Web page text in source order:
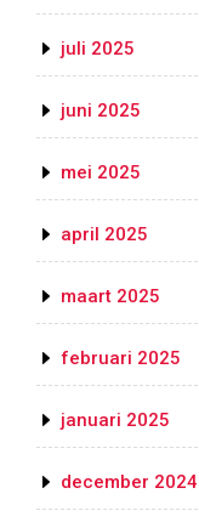
juli 2025
juni 2025
mei 2025
april 2025
maart 2025
februari 2025
januari 2025
december 2024